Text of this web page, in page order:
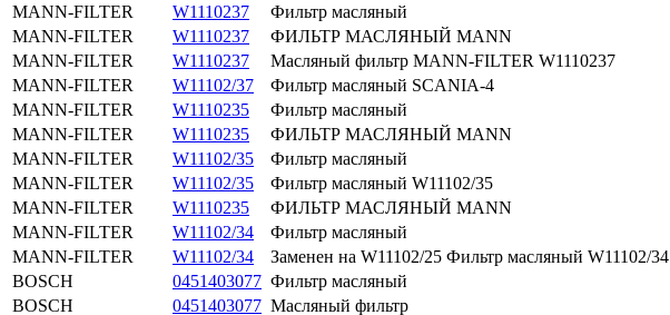
MANN-FILTER
W1110237 Фильтр масляный
MANN-FILTER
W1110237 ФИЛЬТР МАСЛЯНЫЙ MANN
MANN-FILTER
W1110237 Масляный фильтр MANN-FILTER W1110237
MANN-FILTER
W11102/37 Фильтр масляный SCANIA-4
MANN-FILTER
W1110235 Фильтр масляный
MANN-FILTER
W1110235 ФИЛЬТР МАСЛЯНЫЙ MANN
MANN-FILTER
W11102/35 Фильтр масляный
MANN-FILTER
W11102/35 Фильтр масляный W11102/35
MANN-FILTER
W1110235 ФИЛЬТР МАСЛЯНЫЙ MANN
MANN-FILTER
W11102/34 Фильтр масляный
MANN-FILTER
W11102/34 Заменен на W11102/25 Фильтр масляный W11102/34
BOSCH
0451403077 Фильтр масляный
BOSCH
0451403077 Масляный фильтр